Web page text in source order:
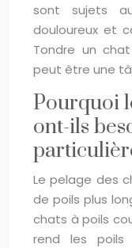
sont sujets
douloureux et
Tondre un
peut être une
Pourquoi
ont-ils
Le pelage des
de poils plus
chats à poils
rend les poils